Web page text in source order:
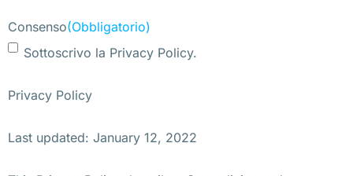
Consenso(Obbligatorio)
Sottoscrivo la Privacy Policy.
Privacy Policy
Last updated: January 12, 2022